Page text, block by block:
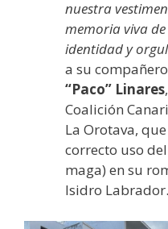
nuestra
memoria viva
identidad y
a su
“Paco” Linares
Coalición
La Orotava,
correcto uso
maga) en su
Isidro Labrador.